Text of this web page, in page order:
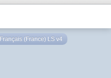
Français (France) LS v4